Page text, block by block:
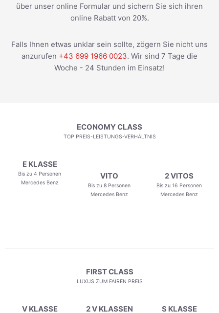
über unser online Formular und sichern Sie sich ihren
online Rabatt von 20%.
Falls Ihnen etwas unklar sein sollte, zögern Sie nicht uns
anzurufen +43 699 1966 0023. Wir sind 7 Tage die
Woche - 24 Stunden im Einsatz!
ECONOMY CLASS
TOP PREIS-LEISTUNGS-VERHÄLTNIS
E KLASSE
Bis zu 4 Personen
Mercedes Benz
VITO
Bis zu 8 Personen
Mercedes Benz
2 VITOS
Bis zu 16 Personen
Mercedes Benz
FIRST CLASS
LUXUS ZUM FAIREN PREIS
V KLASSE 2 V KLASSEN S KLASSE